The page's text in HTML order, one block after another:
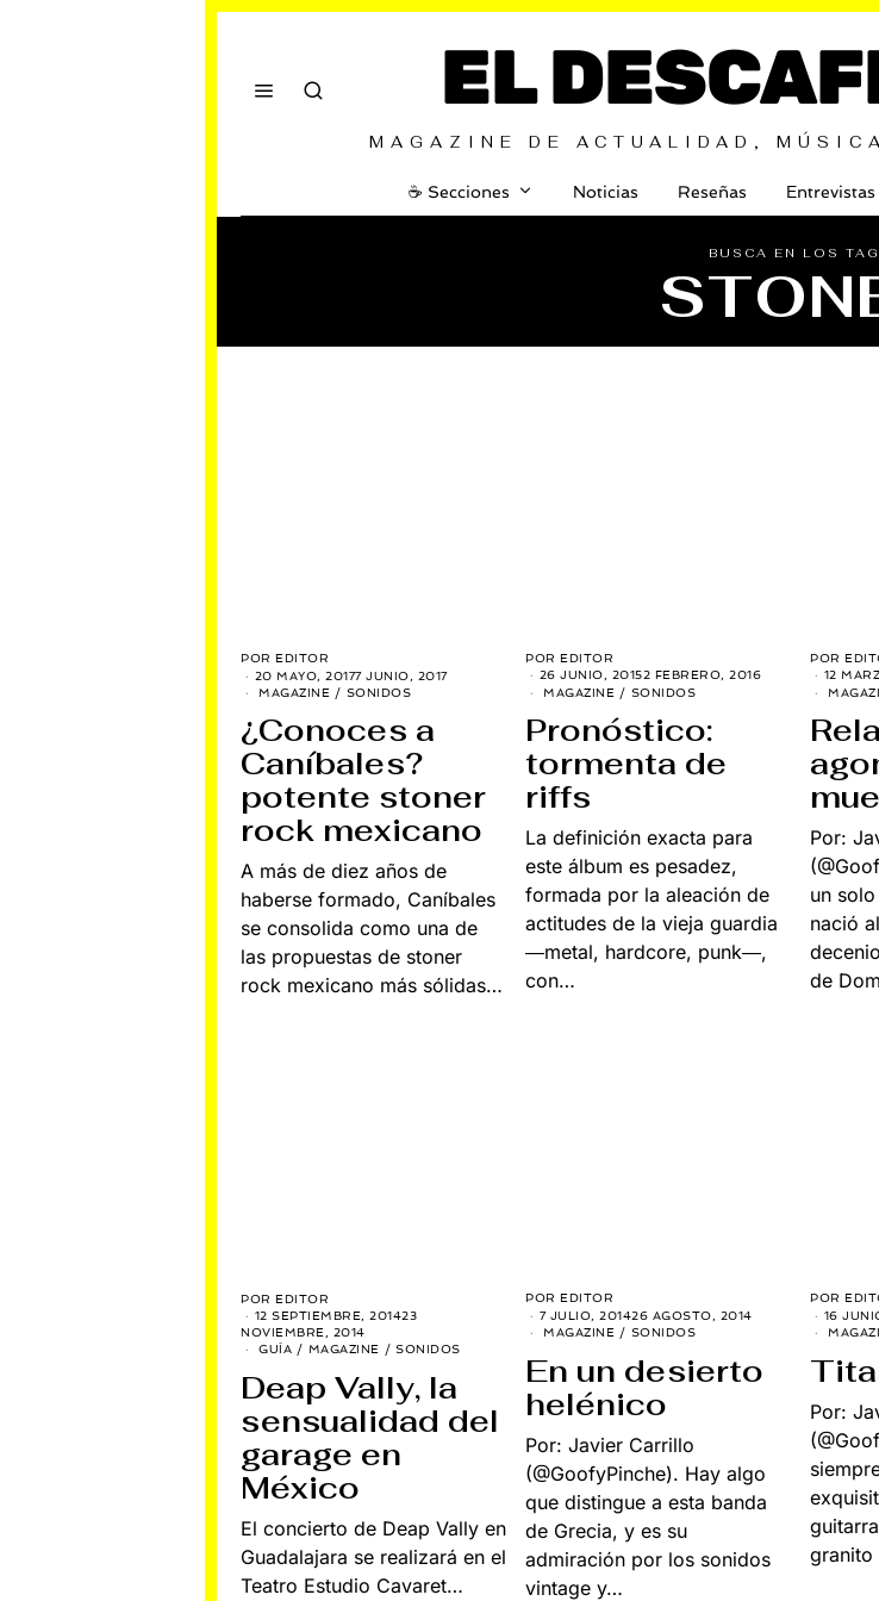
EL
MAGAZINE DE ACTUALIDAD,
☕️ Secciones Noticias Reseñas Entrevistas
BUSCA EN LOS
POR EDITOR
20 MAYO, 20177 JUNIO, 2017
MAGAZINE / SONIDOS
¿Conoces a
Caníbales?
potente stoner
rock mexicano
A más de diez años de
haberse formado, Caníbales
se consolida como una de
las propuestas de stoner
rock mexicano más sólidas…
POR EDITOR
26 JUNIO, 20152 FEBRERO, 2016
MAGAZINE / SONIDOS
Pronóstico:
tormenta de
riffs
La definición exacta para
este álbum es pesadez,
formada por la aleación de
actitudes de la vieja guardia
―metal, hardcore, punk―,
con…
POR
12
Por:
un
nació
de
POR EDITOR
12 SEPTIEMBRE, 201423
NOVIEMBRE, 2014
GUÍA / MAGAZINE / SONIDOS
Deap Vally, la
sensualidad del
garage en
México
El concierto de Deap Vally en
Guadalajara se realizará en el
Teatro Estudio Cavaret…
POR EDITOR
7 JULIO, 201426 AGOSTO, 2014
MAGAZINE / SONIDOS
En un desierto
helénico
Por: Javier Carrillo
(@GoofyPinche). Hay algo
que distingue a esta banda
de Grecia, y es su
admiración por los sonidos
vintage y…
POR
16
Por:
granito